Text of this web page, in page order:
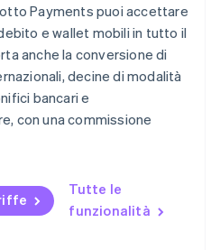
Payments puoi accettare
e wallet mobili in tutto il
anche la conversione di
decine di modalità
bancari e
con una commissione
Tutte le
funzionalità